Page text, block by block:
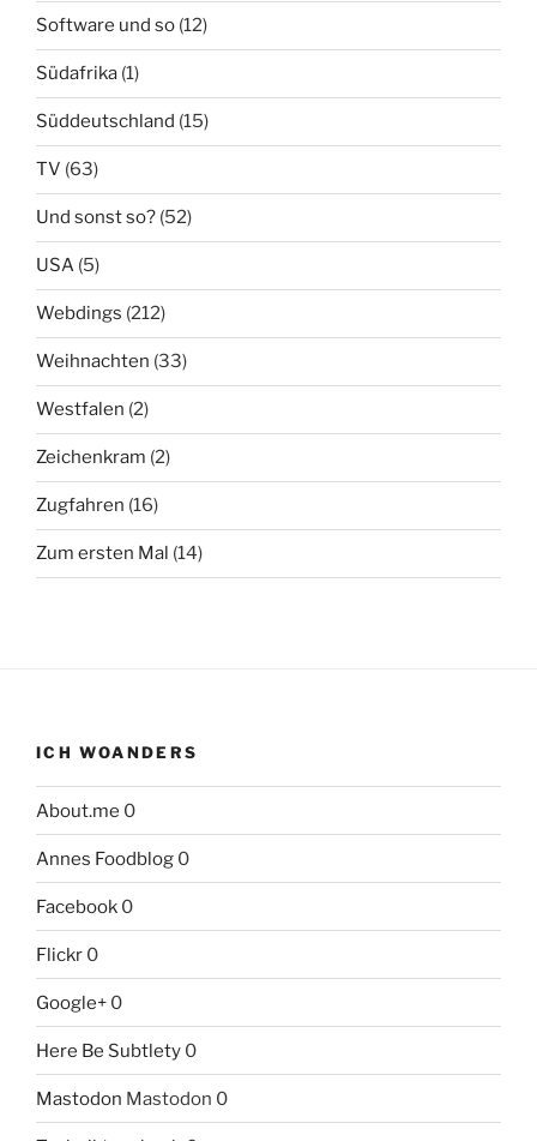
Software und so (12)
Südafrika (1)
Süddeutschland (15)
TV (63)
Und sonst so? (52)
USA (5)
Webdings (212)
Weihnachten (33)
Westfalen (2)
Zeichenkram (2)
Zugfahren (16)
Zum ersten Mal (14)
ICH WOANDERS
About.me 0
Annes Foodblog 0
Facebook 0
Flickr 0
Google+ 0
Here Be Subtlety 0
Mastodon Mastodon 0